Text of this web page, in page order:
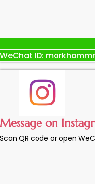
WeChat ID:
Message on
Scan QR code or open